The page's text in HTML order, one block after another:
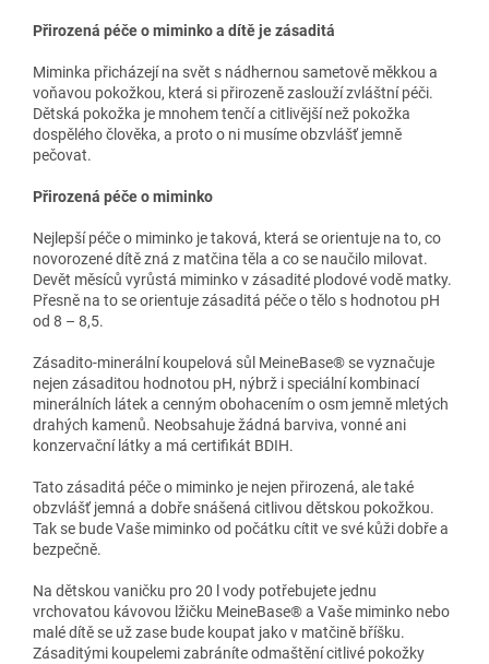
Přirozená péče o miminko a dítě je zásaditá
Miminka přicházejí na svět s nádhernou sametově měkkou a
voňavou pokožkou, která si přirozeně zaslouží zvláštní péči.
Dětská pokožka je mnohem tenčí a citlivější než pokožka
dospělého člověka, a proto o ni musíme obzvlášť jemně
pečovat.
Přirozená péče o miminko
Nejlepší péče o miminko je taková, která se orientuje na to, co
novorozené dítě zná z matčina těla a co se naučilo milovat.
Devět měsíců vyrůstá miminko v zásadité plodové vodě matky.
Přesně na to se orientuje zásaditá péče o tělo s hodnotou pH
od 8 – 8,5.
Zásadito-minerální koupelová sůl MeineBase® se vyznačuje
nejen zásaditou hodnotou pH, nýbrž i speciální kombinací
minerálních látek a cenným obohacením o osm jemně mletých
drahých kamenů. Neobsahuje žádná barviva, vonné ani
konzervační látky a má certifikát BDIH.
Tato zásaditá péče o miminko je nejen přirozená, ale také
obzvlášť jemná a dobře snášená citlivou dětskou pokožkou.
Tak se bude Vaše miminko od počátku cítit ve své kůži dobře a
bezpečně.
Na dětskou vaničku pro 20 l vody potřebujete jednu
vrchovatou kávovou lžičku MeineBase® a Vaše miminko nebo
malé dítě se už zase bude koupat jako v matčině bříšku.
Zásaditými koupelemi zabráníte odmaštění citlivé pokožky